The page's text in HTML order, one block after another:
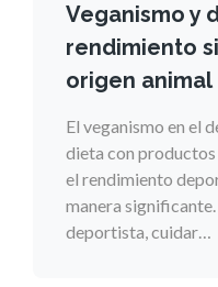
Veganismo y
rendimiento
origen animal
El veganismo en el
dieta con
el rendimiento
manera
deportista, cuidar…